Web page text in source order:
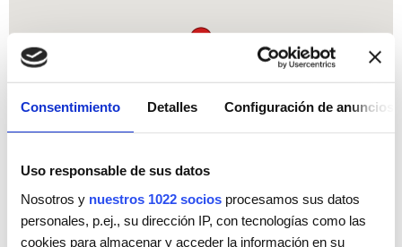
Consentimiento Detalles Configuración de anuncios
Uso responsable de sus datos
Nosotros y nuestros 1022 socios procesamos sus datos
personales, p.ej., su dirección IP, con tecnologías como las
cookies para almacenar y acceder la información en su
CATALINA ARTIGUES